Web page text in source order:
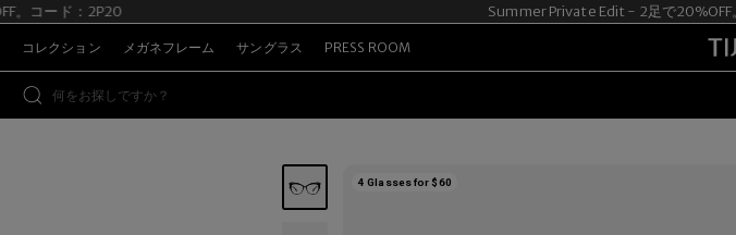
コード：2P20 Summer Private Edit - 2足で20%OFF。
コレクション メガネフレーム サングラス PRESS ROOM
4 Glasses for $60